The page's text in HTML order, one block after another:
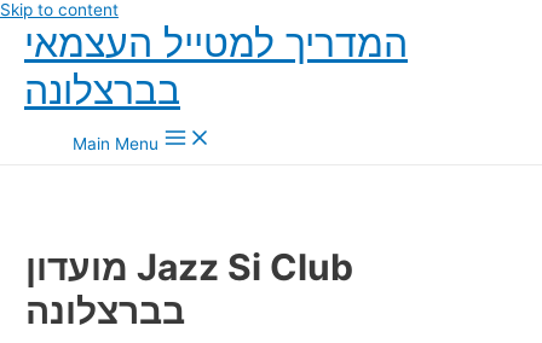
Skip to content
המדריך למטייל העצמאי
בברצלונה
Main Menu
מועדון Jazz Si Club
בברצלונה